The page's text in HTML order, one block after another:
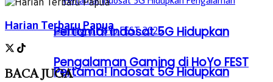
Pertama! Indosat 5G Hidupkan
Pengalaman Gaming di HoYo FEST
Pertama! Indosat 5G Hidupkan
Harian Terbaru Papua
BACAJUGA